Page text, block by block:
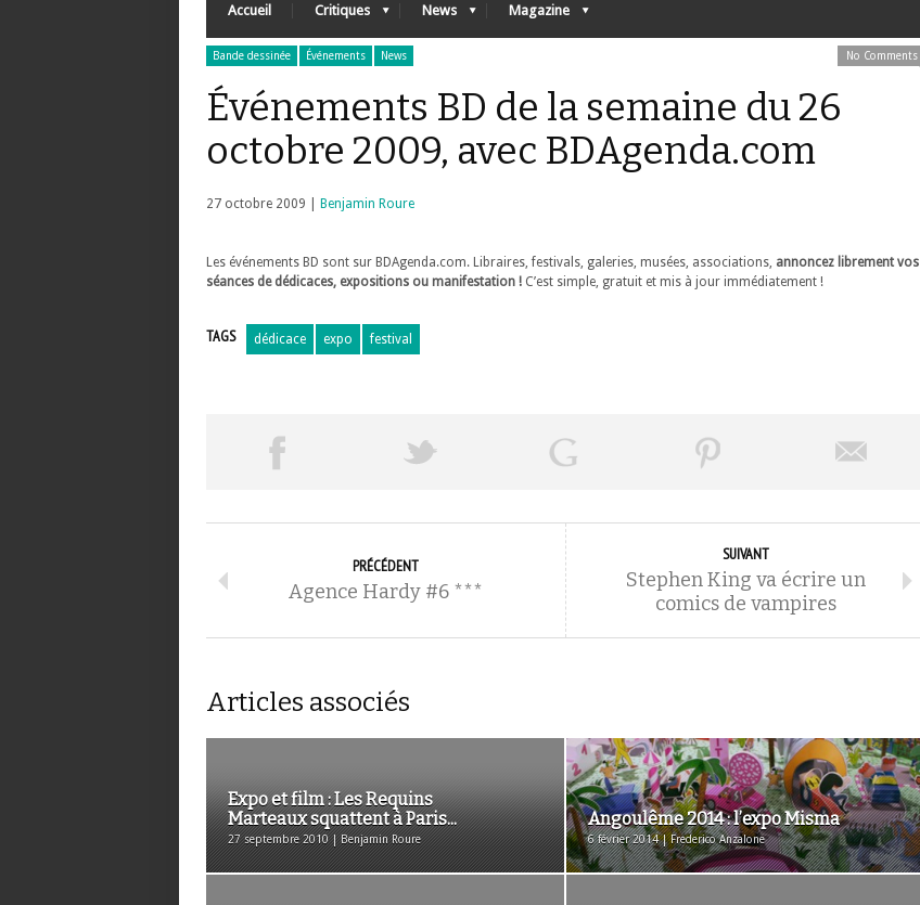
Accueil Critiques News Magazine
Bande dessinée Événements News No Comments
Événements BD de la semaine du 26
octobre 2009, avec BDAgenda.com
27 octobre 2009 | Benjamin Roure
Les événements BD sont sur BDAgenda.com. Libraires, festivals, galeries, musées, associations, annoncez librement vos
séances de dédicaces, expositions ou manifestation ! C’est simple, gratuit et mis à jour immédiatement !
TAGS dédicace expo festival
PRÉCÉDENT
Agence Hardy #6 ***
SUIVANT
Stephen King va écrire un
comics de vampires
Articles associés
Expo et film : Les Requins
Marteaux squattent à Paris...
27 septembre 2010 | Benjamin Roure
Angoulême 2014 : l’expo Misma
6 février 2014 | Frederico Anzalone